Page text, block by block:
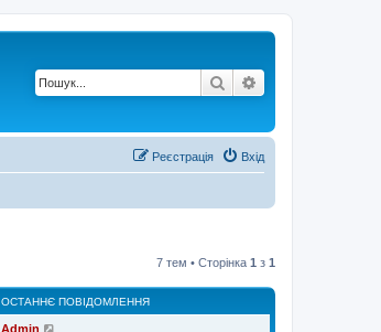
Пошук
Вхід
Реєстрація
7 тем • Сторінка 1 з 1
ОСТАННЄ ПОВІДОМЛЕННЯ
Admin